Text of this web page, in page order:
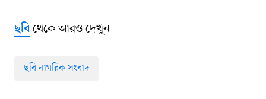
ছবিথেকে আরও দেখুন
ছবি নাগরিক সংবাদ